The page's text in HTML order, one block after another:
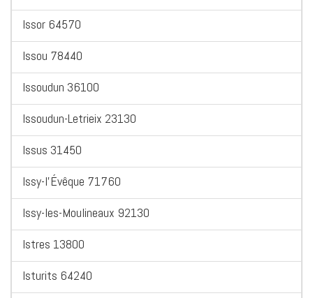
Issor 64570
Issou 78440
Issoudun 36100
Issoudun-Letrieix 23130
Issus 31450
Issy-l'Évêque 71760
Issy-les-Moulineaux 92130
Istres 13800
Isturits 64240